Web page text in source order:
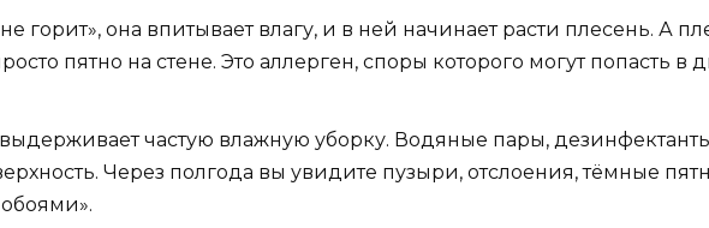
горит», она впитывает влагу, и в ней начинает расти плесень. А
пятно на стене. Это аллерген, споры которого могут попасть в
частую влажную уборку. Водяные пары,
Через полгода вы увидите пузыри, отслоения, тёмные